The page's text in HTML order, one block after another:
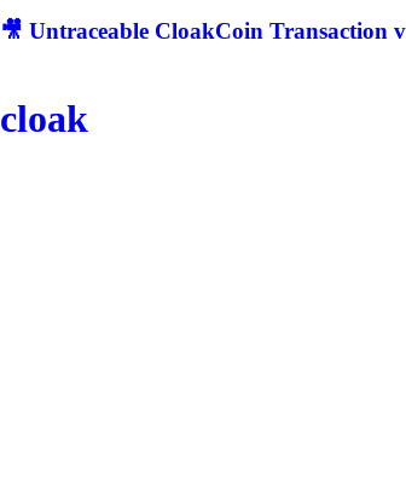
🎥 Untraceable CloakCoin Transaction
cloak